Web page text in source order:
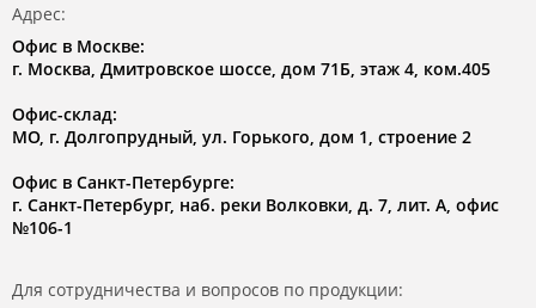
Адрес:
Офис в Москве:
г. Москва, Дмитровское шоссе, дом 71Б, этаж 4, ком.405
Офис-склад:
МО, г. Долгопрудный, ул. Горького, дом 1, строение 2
Офис в Санкт-Петербурге:
г. Санкт-Петербург, наб. реки Волковки, д. 7, лит. А, офис
№106-1
Для сотрудничества и вопросов по продукции: